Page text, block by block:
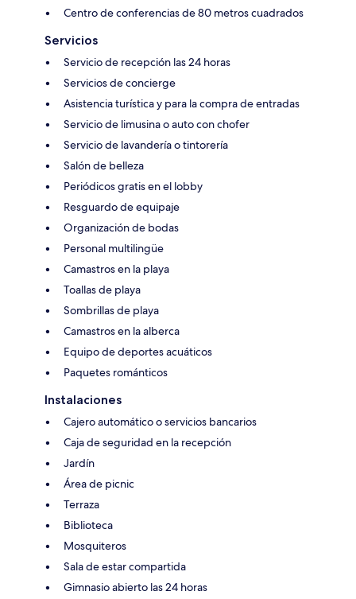
Centro de conferencias de 80 metros cuadrados
Servicios
Servicio de recepción las 24 horas
Servicios de concierge
Asistencia turística y para la compra de entradas
Servicio de limusina o auto con chofer
Servicio de lavandería o tintorería
Salón de belleza
Periódicos gratis en el lobby
Resguardo de equipaje
Organización de bodas
Personal multilingüe
Camastros en la playa
Toallas de playa
Sombrillas de playa
Camastros en la alberca
Equipo de deportes acuáticos
Paquetes románticos
Instalaciones
Cajero automático o servicios bancarios
Caja de seguridad en la recepción
Jardín
Área de picnic
Terraza
Biblioteca
Mosquiteros
Sala de estar compartida
Gimnasio abierto las 24 horas